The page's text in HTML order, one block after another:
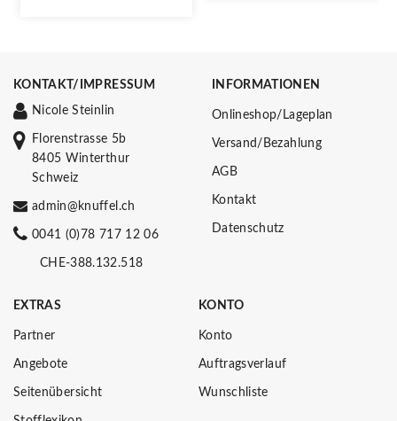
KONTAKT/IMPRESSUM
Nicole Steinlin
Florenstrasse 5b
8405 Winterthur
Schweiz
admin@knuffel.ch
0041 (0)78 717 12 06
CHE-388.132.518
INFORMATIONEN
Onlineshop/Lageplan
Versand/Bezahlung
AGB
Kontakt
Datenschutz
EXTRAS
Partner
Angebote
Seitenübersicht
KONTO
Konto
Auftragsverlauf
Wunschliste